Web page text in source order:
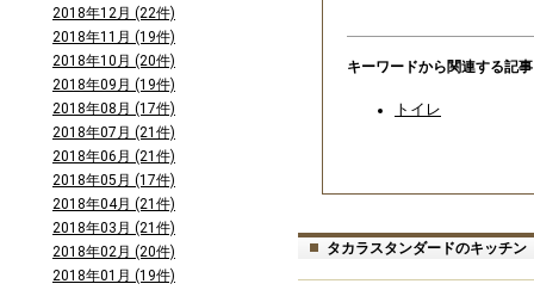
キーワードから関連する記
トイレ
タカラスタンダードのキッチ
2018年12月 (22件)
2018年11月 (19件)
2018年10月 (20件)
2018年09月 (19件)
2018年08月 (17件)
2018年07月 (21件)
2018年06月 (21件)
2018年05月 (17件)
2018年04月 (21件)
2018年03月 (21件)
2018年02月 (20件)
2018年01月 (19件)